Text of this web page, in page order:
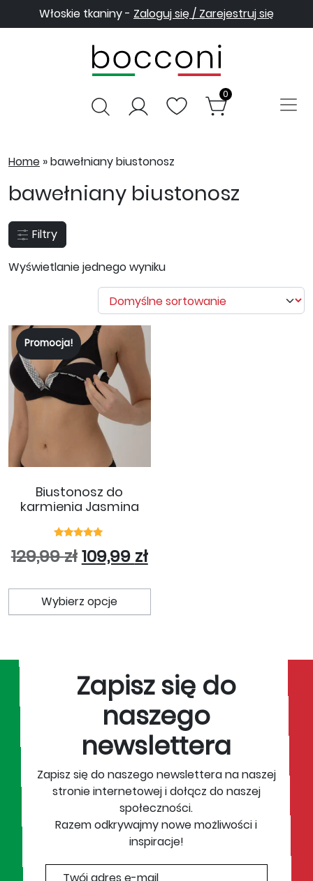
Włoskie tkaniny - Zaloguj się / Zarejestruj się
0
Home »bawełniany biustonosz
bawełniany biustonosz
Filtry
Wyświetlanie jednego wyniku
Promocja!
Biustonosz do
karmienia Jasmina
5.00
na 5
129,99złPierwotna cena wynosiła:
109,99 złAktualna cena
Wybierz opcje
Ten produkt ma wiele
Zapisz się do
naszego
newslettera
Zapisz się do naszego newslettera na naszej
stronie internetowej i dołącz do naszej
społeczności.
Razem odkrywajmy nowe możliwości i
inspiracje!